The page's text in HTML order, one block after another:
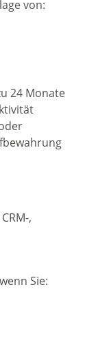
von:
24 Monate
,
Sie: